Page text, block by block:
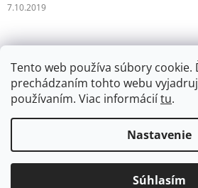
Tento web používa súbory cookie.
prechádzaním tohto webu
používaním. Viac informáciítu.
Nastavenie
Súhlasím
7.10.2019
Copyright 2026LYŽÁRNA-
vyhradené.